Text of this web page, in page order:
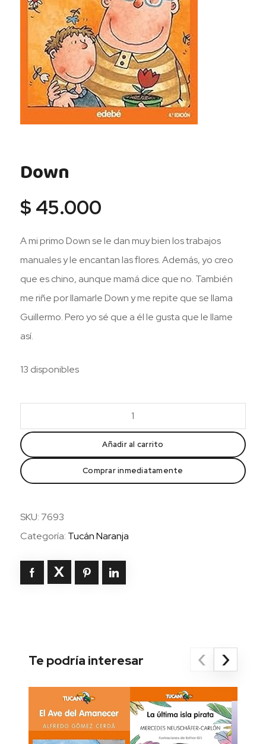
Down
$ 45.000
A mi primo Down se le dan muy bien los trabajos
manuales y le encantan las flores. Además, yo creo
que es chino, aunque mamá dice que no. También
me riñe por llamarle Down y me repite que se llama
Guillermo. Pero yo sé que a él le gusta que le llame
así.
13 disponibles
cantidad
Añadir al carrito
Comprar inmediatamente
SKU: 7693
Categoría: Tucán Naranja
Te podría interesar ‹ ›